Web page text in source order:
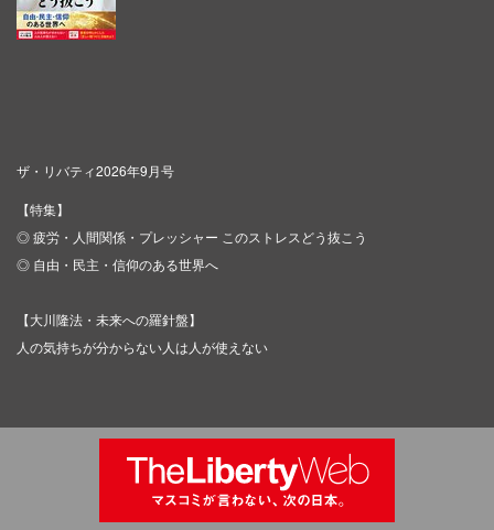
ザ・リバティ2026年9月号
【特集】
◎ 疲労・人間関係・プレッシャー このストレスどう抜こう
◎ 自由・民主・信仰のある世界へ
【大川隆法・未来への羅針盤】
人の気持ちが分からない人は人が使えない